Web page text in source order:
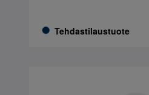
Tehdastilaustuote